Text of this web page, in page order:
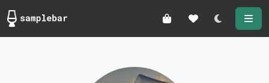
Darkmode